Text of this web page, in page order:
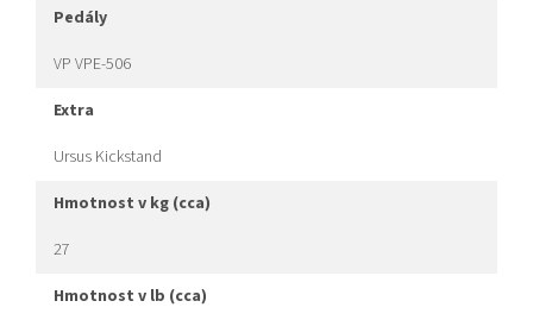
pedály
VP VPE-506
extra
Ursus Kickstand
hmotnost v kg (cca)
27
hmotnost v lb (cca)